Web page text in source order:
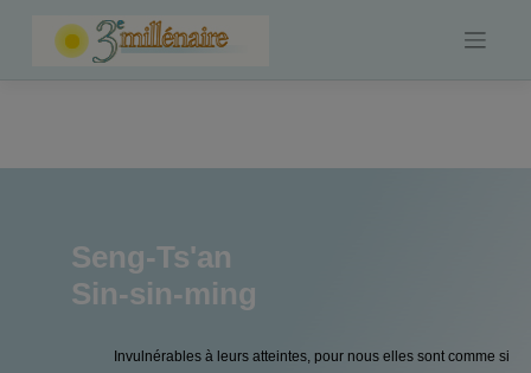
Seng-Ts'an
Sin-sin-ming
Invulnérables à leurs atteintes, pour nous elles sont comme si